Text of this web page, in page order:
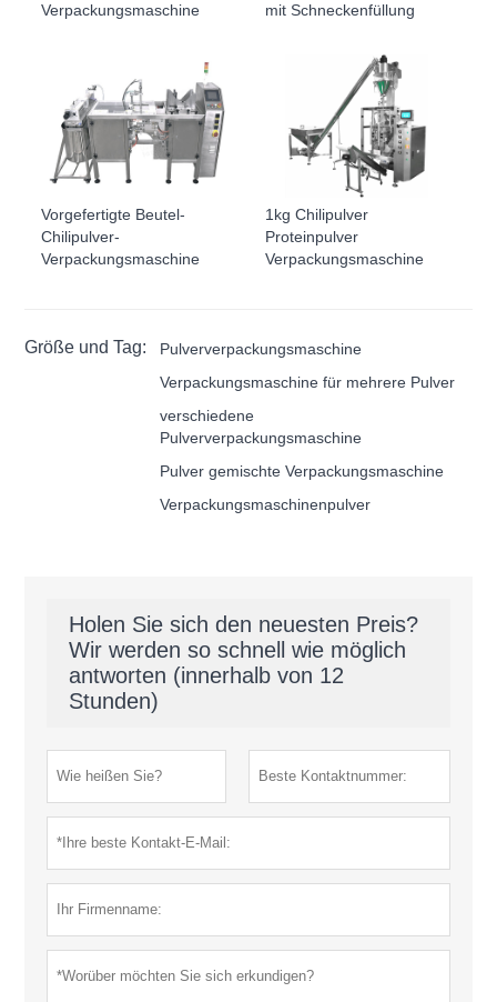
Verpackungsmaschine
mit Schneckenfüllung
Vorgefertigte Beutel-
Chilipulver-
Verpackungsmaschine
1kg Chilipulver
Proteinpulver
Verpackungsmaschine
Größe und Tag:
Pulververpackungsmaschine
Verpackungsmaschine für mehrere Pulver
verschiedene
Pulververpackungsmaschine
Pulver gemischte Verpackungsmaschine
Verpackungsmaschinenpulver
Holen Sie sich den neuesten Preis?
Wir werden so schnell wie möglich
antworten (innerhalb von 12
Stunden)